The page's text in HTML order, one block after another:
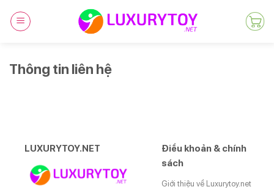
Thông tin liên hệ
LUXURYTOY.NET
Điều khoản & chính
sách
Giới thiệu về Luxurytoy.net